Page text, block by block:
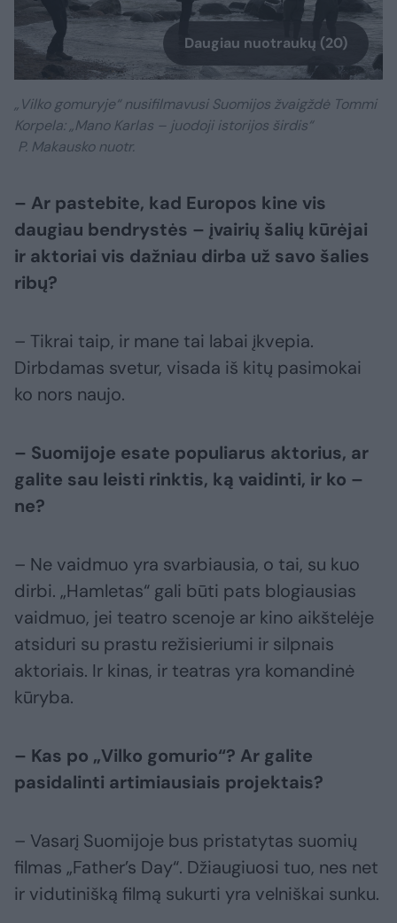
Daugiau nuotraukų (20)
„Vilko gomuryje“ nusifilmavusi Suomijos žvaigždė Tommi
Korpela: „Mano Karlas – juodoji istorijos širdis“
P. Makausko nuotr.
– Ar pastebite, kad Europos kine vis
daugiau bendrystės – įvairių šalių kūrėjai
ir aktoriai vis dažniau dirba už savo šalies
ribų?
– Tikrai taip, ir mane tai labai įkvepia.
Dirbdamas svetur, visada iš kitų pasimokai
ko nors naujo.
– Suomijoje esate populiarus aktorius, ar
galite sau leisti rinktis, ką vaidinti, ir ko –
ne?
– Ne vaidmuo yra svarbiausia, o tai, su kuo
dirbi. „Hamletas“ gali būti pats blogiausias
vaidmuo, jei teatro scenoje ar kino aikštelėje
atsiduri su prastu režisieriumi ir silpnais
aktoriais. Ir kinas, ir teatras yra komandinė
kūryba.
– Kas po „Vilko gomurio“? Ar galite
pasidalinti artimiausiais projektais?
– Vasarį Suomijoje bus pristatytas suomių
filmas „Father’s Day“. Džiaugiuosi tuo, nes net
ir vidutinišką filmą sukurti yra velniškai sunku.